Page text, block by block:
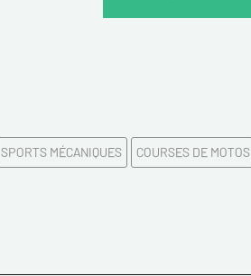
SPORTS MÉCANIQUES COURSES DE MOTOS